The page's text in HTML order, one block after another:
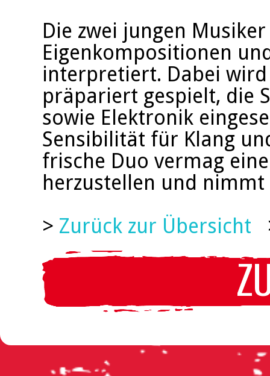
Die zwei jungen
Eigenkompositionen
interpretiert. Dabei
präpariert gespielt, die
sowie Elektronik
Sensibilität für Klang
frische Duo vermag
herzustellen und
> Zurück zur Übersicht